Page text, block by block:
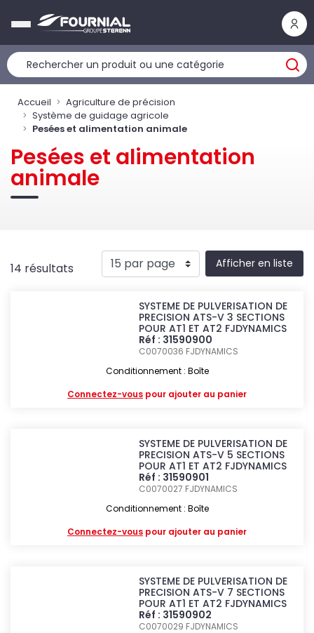
Accueil
Agriculture de précision
Système de guidage agricole
Pesées et alimentation animale
Pesées et alimentation
animale
14 résultats Afficher en liste
SYSTEME DE PULVERISATION DE
PRECISION ATS-V 3 SECTIONS
POUR AT1 ET AT2 FJDYNAMICS
Réf : 31590900
C0070036 FJDYNAMICS
Conditionnement : Boîte
Connectez-vous pour ajouter au panier
SYSTEME DE PULVERISATION DE
PRECISION ATS-V 5 SECTIONS
POUR AT1 ET AT2 FJDYNAMICS
Réf : 31590901
C0070027 FJDYNAMICS
Conditionnement : Boîte
Connectez-vous pour ajouter au panier
SYSTEME DE PULVERISATION DE
PRECISION ATS-V 7 SECTIONS
POUR AT1 ET AT2 FJDYNAMICS
Réf : 31590902
C0070029 FJDYNAMICS